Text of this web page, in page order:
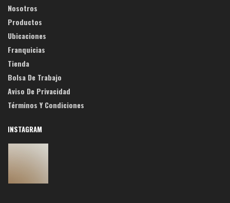
Nosotros
Productos
Ubicaciones
Franquicias
Tienda
Bolsa De Trabajo
Aviso De Privacidad
Términos Y Condiciones
INSTAGRAM